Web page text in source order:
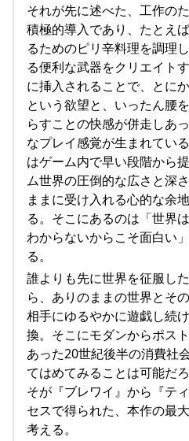
それが先に述べた、工作の
積極的導入であり、たとえ
るためのピリ辛料理を調理
る便利な武器をクリエイト
に挿入されることで、とに
という欲望と、いったん腰
らすことの快感が併走しあ
なプレイ感覚が生まれてい
はゲーム内で早い段階から
ム世界の圧倒的な広さと深
ままに受け入れる心的な余
る。そこにあるのは「世界
わからないからこそ面白い
る。
誰よりも先に世界を征服し
ら、ありのままの世界とそ
相手にゆるやかに遊戯し続
換。そこにモダンからポス
あった20世紀後半の消費社
てはめてみることは可能だ
そが『ブレワイ』から『テ
セスで得られた、本作の最
考える。